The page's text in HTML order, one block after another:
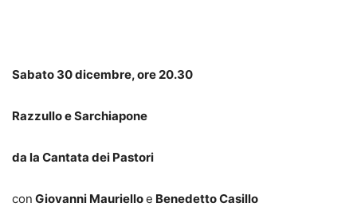
Sabato 30 dicembre, ore 20.30
Razzullo e Sarchiapone
da la Cantata dei Pastori
con Giovanni Maurielloe Benedetto Casillo